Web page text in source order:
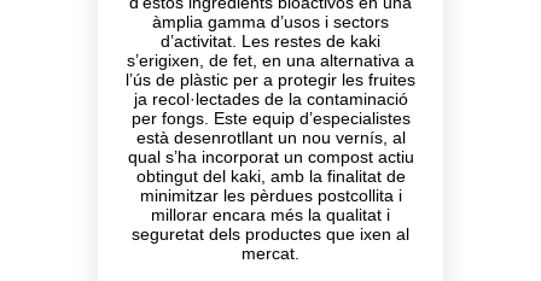
àmplia gamma d’usos i sectors
d’activitat. Les restes de kaki
s’erigixen, de fet, en una alternativa a
l’ús de plàstic per a protegir les fruites
ja recol·lectades de la contaminació
per fongs. Este equip d’especialistes
està desenrotllant un nou vernís, al
qual s’ha incorporat un compost actiu
obtingut del kaki, amb la finalitat de
minimitzar les pèrdues postcollita i
millorar encara més la qualitat i
seguretat dels productes que ixen al
mercat.